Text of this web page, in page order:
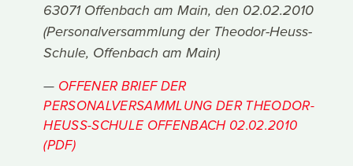
63071 Offenbach am Main, den 02.02.2010
(Personalversammlung der Theodor-Heuss-
Schule, Offenbach am Main)
OFFENER BRIEF DER
PERSONALVERSAMMLUNG DER THEODOR-
HEUSS-SCHULE OFFENBACH 02.02.2010
(PDF)